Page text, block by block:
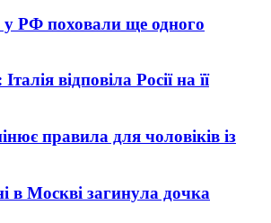
у РФ поховали ще одного
відповіла Росії на її
правила для чоловіків із
в Москві загинула дочка